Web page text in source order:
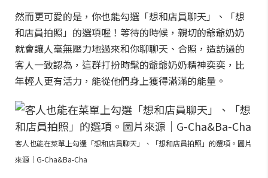
然而更可愛的是，你也能勾選「想和店員聊天」、「想
和店員拍照」的選項喔！等待的時候，親切的爺爺奶奶
就會讓人毫無壓力地過來和你聊聊天、合照，造訪過的
客人一致認為，這群打扮時髦的爺爺奶奶精神奕奕，比
年輕人更有活力，能從他們身上獲得滿滿的能量。
客人也能在菜單上勾選「想和店員聊天」、「想和店員拍照」的選項。圖片
來源｜G-Cha&Ba-Cha